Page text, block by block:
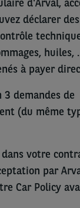
d'Arval,
déclarer
huiles,
à payer
3 demandes de
(du même
votre
par
Car Policy